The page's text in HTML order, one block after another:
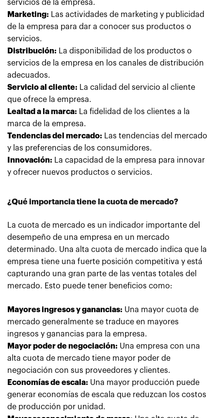
servicios de la empresa.
Marketing: Las actividades de marketing y publicidad
de la empresa para dar a conocer sus productos o
servicios.
Distribución: La disponibilidad de los productos o
servicios de la empresa en los canales de distribución
adecuados.
Servicio al cliente: La calidad del servicio al cliente
que ofrece la empresa.
Lealtad a la marca: La fidelidad de los clientes a la
marca de la empresa.
Tendencias del mercado: Las tendencias del mercado
y las preferencias de los consumidores.
Innovación: La capacidad de la empresa para innovar
y ofrecer nuevos productos o servicios.
¿Qué importancia tiene la cuota de mercado?
La cuota de mercado es un indicador importante del
desempeño de una empresa en un mercado
determinado. Una alta cuota de mercado indica que la
empresa tiene una fuerte posición competitiva y está
capturando una gran parte de las ventas totales del
mercado. Esto puede tener beneficios como:
Mayores ingresos y ganancias: Una mayor cuota de
mercado generalmente se traduce en mayores
ingresos y ganancias para la empresa.
Mayor poder de negociación: Una empresa con una
alta cuota de mercado tiene mayor poder de
negociación con sus proveedores y clientes.
Economías de escala: Una mayor producción puede
generar economías de escala que reduzcan los costos
de producción por unidad.